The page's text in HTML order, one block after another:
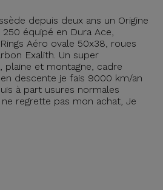
depuis deux ans un Origine
équipé en Dura Ace,
Aéro ovale 50x38, roues
Exalith. Un super
plaine et montagne, cadre
descente je fais 9000 km/an
à part usures normales
regrette pas mon achat, Je